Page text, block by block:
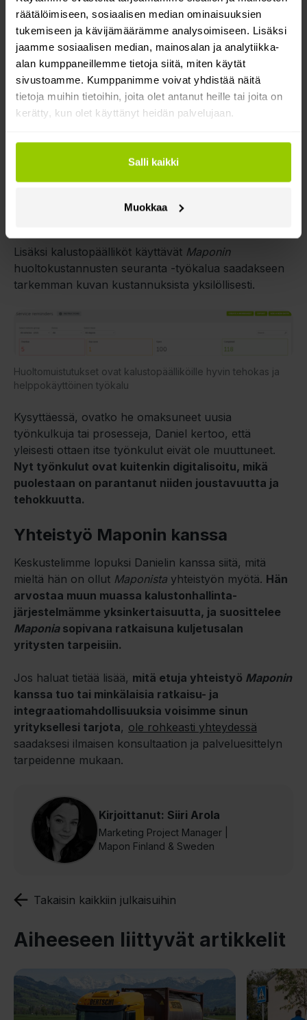
räätälöimiseen, sosiaalisen median ominaisuuksien
tukemiseen ja kävijämäärämme analysoimiseen. Lisäksi
jaamme sosiaalisen median, mainosalan ja analytiikka-
alan kumppaneillemme tietoja siitä, miten käytät
sivustoamme. Kumppanimme voivat yhdistää näitä
tietoja muihin tietoihin, joita olet antanut heille tai joita on
kerätty, kun olet käyttänyt heidän palvelujaan.
Salli kaikki
Muokkaa
tuo lisäetua yritykselle.
Toinen hyödyllinen ratkaisu on huoltomuistutukset,
eli käytännössä voidaan asettaa hälytyksiä kaikista
tarvittavistaajoneuvojen ylläpitopalveluista . Daniel
tiivistää koetun hyödyn seuraavasti:
Ottaen huomioon valtavan määrän asiakirjoja ja
eräpäiviä, joista meidän on pidettävä kiinni,
ja ylipäätään valvomaan näitä asioita paljon
Lisäksi kalustopäälliköt käyttävät Maponin
huoltokustannusten seuranta -työkalua saadakseen
tarkemman kuvan kustannuksista yksilöllisesti.
Huoltomuistutukset ovat kalustopäälliköille hyvin tehokas ja
helppokäyttöinen työkalu
Kysyttäessä, ovatko he omaksuneet uusia
työnkulkuja tai prosesseja, Daniel kertoo, että
yleisesti ottaen itse työnkulut eivät ole muuttuneet.
Nyt työnkulut ovat kuitenkin digitalisoitu, mikä
puolestaan on parantanut niiden joustavuutta ja
tehokkuutta.
Yhteistyö Maponin kanssa
Keskustelimme lopuksi Danielin kanssa siitä, mitä
mieltä hän on ollut Maponista yhteistyön myötä. Hän
arvostaa muun muassa kalustonhallinta-
järjestelmämme yksinkertaisuutta, ja suosittelee
Maponia sopivana ratkaisuna kuljetusalan
yritysten tarpeisiin.
Jos haluat tietää lisää, mitä etuja yhteistyö Maponin
kanssa tuo tai minkälaisia ratkaisu- ja
integraatiomahdollisuuksia voisimme sinun
yrityksellesi tarjota, ole rohkeasti yhteydessä
saadaksesi ilmaisen konsultaation ja palveluesittelyn
tarpeidenne mukaan.
Kirjoittanut: Siiri Arola
Marketing Project Manager |
Mapon Finland & Sweden
Takaisin kaikkiin julkaisuihin
Aiheeseen liittyvät artikkelit